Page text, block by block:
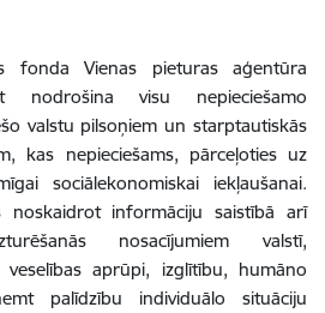
fonda Vienas pieturas aģentūra
nodrošina visu nepieciešamo
valstu pilsoņiem un starptautiskās
kas nepieciešams, pārceļoties uz
sociālekonomiskai iekļaušanai.
noskaidrot informāciju saistībā arī
nosacījumiem valstī,
aprūpi, izglītību, humāno
palīdzību individuālo situāciju